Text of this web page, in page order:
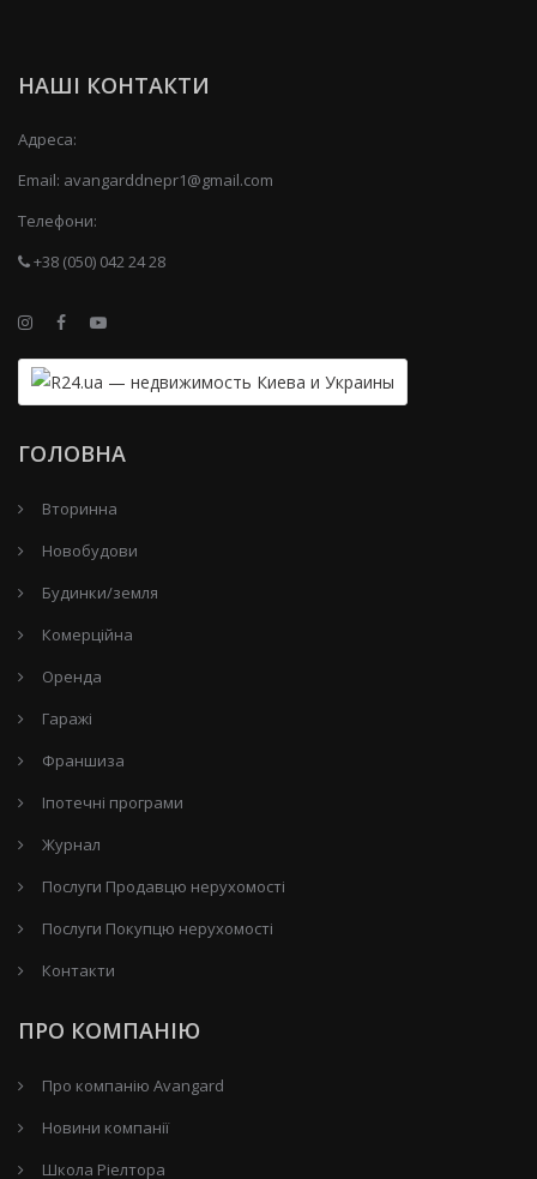
НАШІ КОНТАКТИ
Адреса:
Email: avangarddnepr1@gmail.com
Телефони:
+38 (050) 042 24 28
ГОЛОВНА
Вторинна
Новобудови
Будинки/земля
Комерційна
Оренда
Гаражі
Франшиза
Іпотечні програми
Журнал
Послуги Продавцю нерухомості
Послуги Покупцю нерухомості
Контакти
ПРО КОМПАНІЮ
Про компанію Avangard
Новини компанії
Школа Ріелтора